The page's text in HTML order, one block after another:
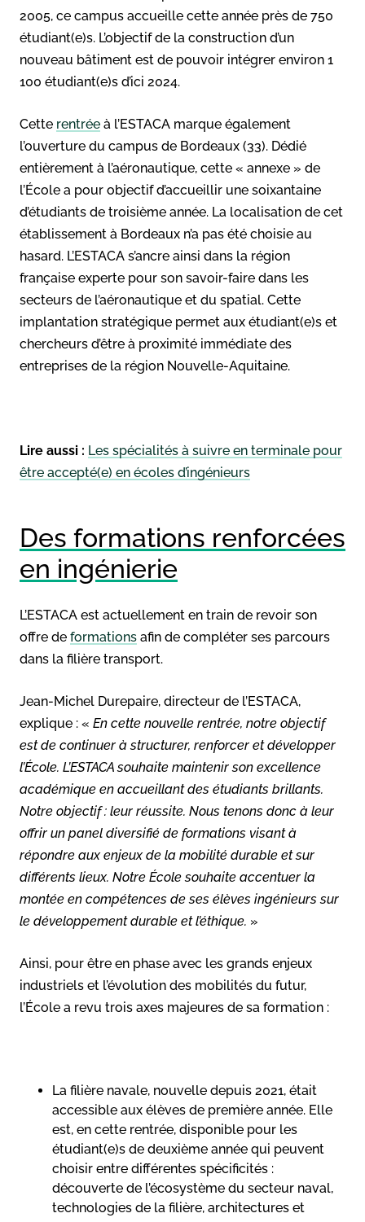
2005, ce campus accueille cette année près de 750
étudiant(e)s. L’objectif de la construction d’un
nouveau bâtiment est de pouvoir intégrer environ 1
100 étudiant(e)s d’ici 2024.
Cette rentrée à l’ESTACA marque également
l’ouverture du campus de Bordeaux (33). Dédié
entièrement à l’aéronautique, cette « annexe » de
l’École a pour objectif d’accueillir une soixantaine
d’étudiants de troisième année. La localisation de cet
établissement à Bordeaux n’a pas été choisie au
hasard. L’ESTACA s’ancre ainsi dans la région
française experte pour son savoir-faire dans les
secteurs de l’aéronautique et du spatial. Cette
implantation stratégique permet aux étudiant(e)s et
chercheurs d’être à proximité immédiate des
entreprises de la région Nouvelle-Aquitaine.
Lire aussi : Les spécialités à suivre en terminale pour
être accepté(e) en écoles d’ingénieurs
Des formations renforcées
en ingénierie
L’ESTACA est actuellement en train de revoir son
offre de formations afin de compléter ses parcours
dans la filière transport.
Jean-Michel Durepaire, directeur de l’ESTACA,
explique : « En cette nouvelle rentrée, notre objectif
est de continuer à structurer, renforcer et développer
l’École. L’ESTACA souhaite maintenir son excellence
académique en accueillant des étudiants brillants.
Notre objectif : leur réussite. Nous tenons donc à leur
offrir un panel diversifié de formations visant à
répondre aux enjeux de la mobilité durable et sur
différents lieux. Notre École souhaite accentuer la
montée en compétences de ses élèves ingénieurs sur
le développement durable et l’éthique. »
Ainsi, pour être en phase avec les grands enjeux
industriels et l’évolution des mobilités du futur,
l’École a revu trois axes majeures de sa formation :
La filière navale, nouvelle depuis 2021, était
accessible aux élèves de première année. Elle
est, en cette rentrée, disponible pour les
étudiant(e)s de deuxième année qui peuvent
choisir entre différentes spécificités :
découverte de l’écosystème du secteur naval,
technologies de la filière, architectures et